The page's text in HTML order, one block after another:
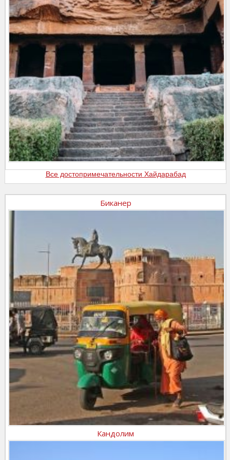
Все достопримечательности Хайдарабад
Биканер
Кандолим